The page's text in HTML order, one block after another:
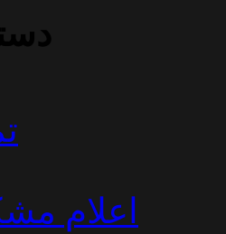
اعلام